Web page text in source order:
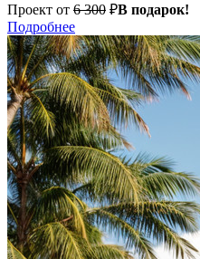
Проект от 6 300 ₽В подарок!
Подробнее